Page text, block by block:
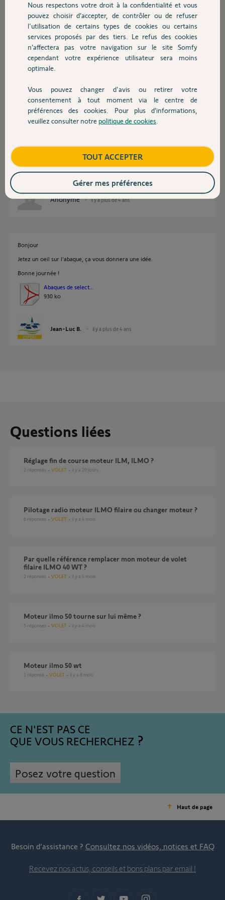
Chauffage
Autres produits
Devis avec un pro
Contact
Merci,
guillaume C.
il y a plus de 4 ans
Participer au fil de discussion
Réponses
Un 20Nm serait mieux indiqué.
Anonyme il y a plus de 4 ans
Bonjour
Jetez un oeil sur l'abaque, ça vous donnera une idée.
Bonne journée !
Abaques de select...
930 ko
Jean-Luc B. il y a plus de 4 ans
Questions liées
Réglage fin de course moteur ILM, ILMO ?
2 réponses VOLET il y a 20 jours
Pilotage radio moteur ILMO filaire ou changer moteur ?
6 réponses VOLET il y a 4 mois
Par quelle référence remplacer mon moteur de volet
filaire ILMO 40 WT ?
2 réponses VOLET il y a 4 mois
Moteur ilmo 50 tourne sur lui même ?
5 réponses VOLET il y a 4 mois
moteur ilmo 50 wt
1 réponse VOLET il y a 8 mois
CE N'EST PAS CE
QUE VOUS RECHERCHEZ
Posez votre question
Haut de page
Besoin d’assistance ? Consultez nos vidéos, notices et FAQ
Recevez nos actus, conseils et bons plans par email !
Nous respectons votre droit à la confidentialité et vous
pouvez choisir d’accepter, de contrôler ou de refuser
l'utilisation de certains types de cookies ou certains
services proposés par des tiers. Le refus des cookies
n’affectera pas votre navigation sur le site Somfy
cependant votre expérience utilisateur sera moins
optimale.
Vous pouvez changer d'avis ou retirer votre
consentement à tout moment via le centre de
préférences des cookies. Pour plus d’informations,
veuillez consulter notre politique de cookies
TOUT ACCEPTER
Gérer mes préférences